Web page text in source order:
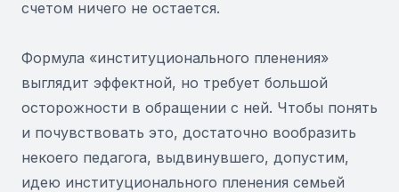
счетом ничего не остается.
Формула «институционального пленения»
выглядит эффектной, но требует большой
осторожности в обращении с ней. Чтобы понять
и почувствовать это, достаточно вообразить
некоего педагога, выдвинувшего, допустим,
идею институционального пленения семьей